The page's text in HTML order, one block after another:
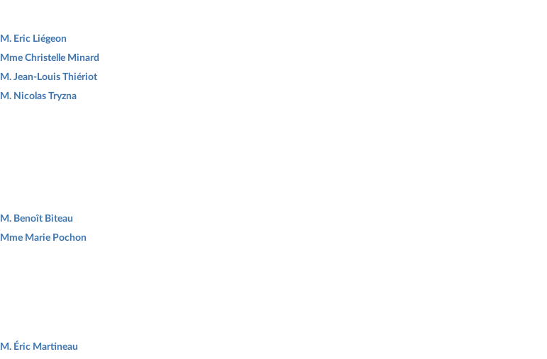
M. Eric Liégeon
Mme Christelle Minard
M. Jean-Louis Thiériot
M. Nicolas Tryzna
M. Benoît Biteau
Mme Marie Pochon
M. Éric Martineau